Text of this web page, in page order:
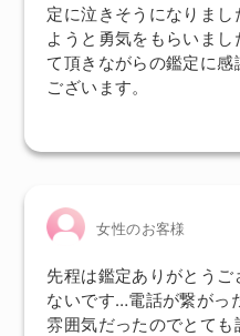
定に泣きそうになりま
ようと勇気をもらいま
て頂きながらの鑑定に感
ございます。
女性のお客様
先程は鑑定ありがとう
ないです…電話が繋がっ
雰囲気だったのでとて